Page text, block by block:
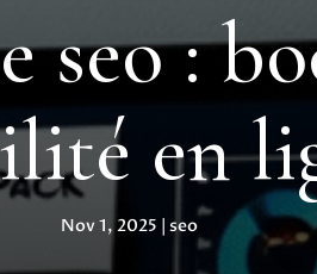
seo :
en
Nov 1, 2025 | seo